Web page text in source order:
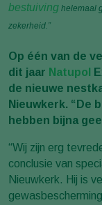
bestuiving helemaal
zekerheid.”
Op één van de
dit jaar Natupol
de nieuwe
Nieuwkerk. “De
hebben bijna
“Wij zijn erg
conclusie van
Nieuwkerk. Hij is